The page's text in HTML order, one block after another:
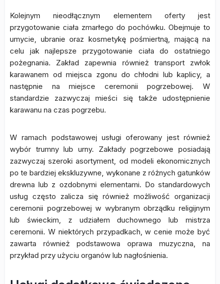
Kolejnym nieodłącznym elementem oferty jest
przygotowanie ciała zmarłego do pochówku. Obejmuje to
umycie, ubranie oraz kosmetykę pośmiertną, mającą na
celu jak najlepsze przygotowanie ciała do ostatniego
pożegnania. Zakład zapewnia również transport zwłok
karawanem od miejsca zgonu do chłodni lub kaplicy, a
następnie na miejsce ceremonii pogrzebowej. W
standardzie zazwyczaj mieści się także udostępnienie
karawanu na czas pogrzebu.
W ramach podstawowej usługi oferowany jest również
wybór trumny lub urny. Zakłady pogrzebowe posiadają
zazwyczaj szeroki asortyment, od modeli ekonomicznych
po te bardziej ekskluzywne, wykonane z różnych gatunków
drewna lub z ozdobnymi elementami. Do standardowych
usług często zalicza się również możliwość organizacji
ceremonii pogrzebowej w wybranym obrządku religijnym
lub świeckim, z udziałem duchownego lub mistrza
ceremonii. W niektórych przypadkach, w cenie może być
zawarta również podstawowa oprawa muzyczna, na
przykład przy użyciu organów lub nagłośnienia.